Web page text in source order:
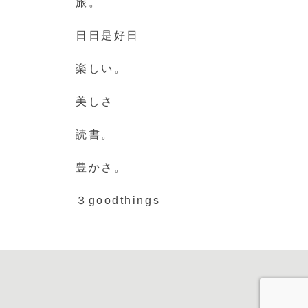
旅。
日日是好日
楽しい。
美しさ
読書。
豊かさ。
３goodthings